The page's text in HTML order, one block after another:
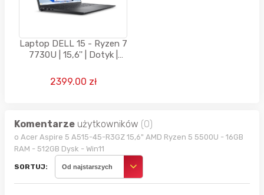
Laptop DELL 15 - Ryzen 7
7730U | 15,6'' | Dotyk |
Czarny
2399.00 zł
Komentarze użytkowników (0)
o Acer Aspire 5 A515-45-R3GZ 15,6" AMD Ryzen 5 5500U - 16GB
RAM - 512GB Dysk - Win11
SORTUJ: Od najstarszych